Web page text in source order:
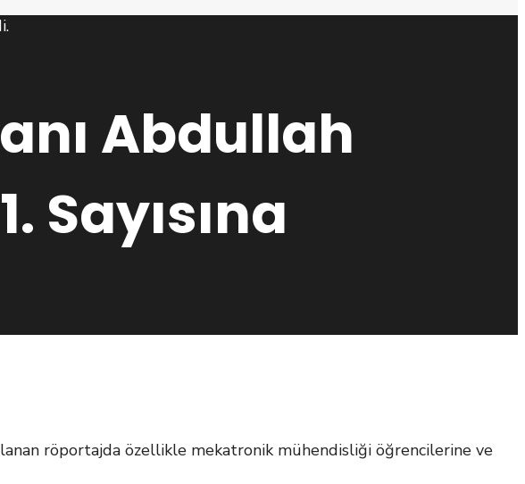
Abdullah
Sayısına
röportajda özellikle mekatronik mühendisliği öğrencilerine ve